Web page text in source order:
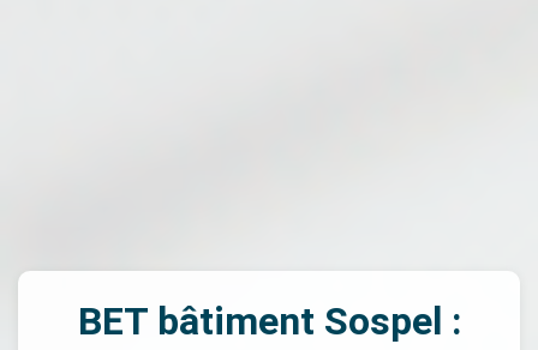
BET bâtiment Sospel :